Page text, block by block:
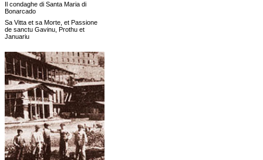
Il condaghe di Santa Maria di
Bonarcado
Sa Vitta et sa Morte, et Passione
de sanctu Gavinu, Prothu et
Januariu